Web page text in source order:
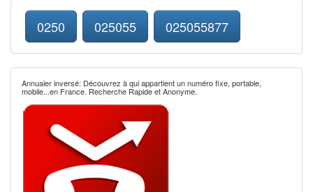
0250 025055 025055877
Annuaier inversé: Découvrez à qui appartient un numéro fixe, portable,
mobile...en France. Recherche Rapide et Anonyme.